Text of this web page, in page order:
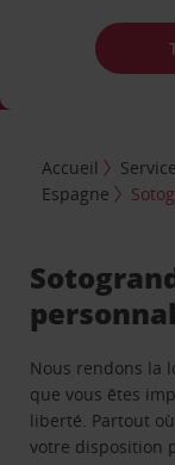
Accueil
Espagne
Nous rendons la
que vous êtes
liberté. Partout
votre disposition